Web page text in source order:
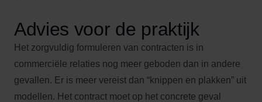
Advies voor de praktijk
Het zorgvuldig formuleren van contracten is in
commerciële relaties nog meer geboden dan in andere
gevallen. Er is meer vereist dan “knippen en plakken” uit
modellen. Het contract moet op het concrete geval